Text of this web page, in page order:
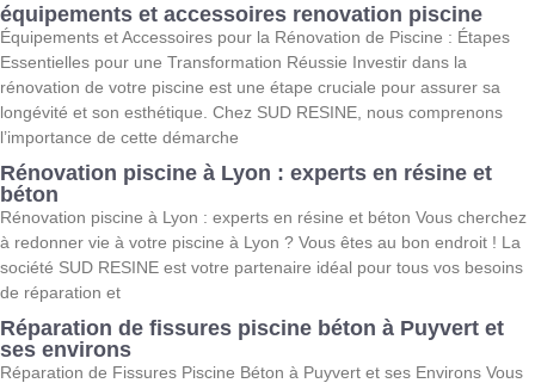
équipements et accessoires renovation piscine
Équipements et Accessoires pour la Rénovation de Piscine : Étapes
Essentielles pour une Transformation Réussie Investir dans la
rénovation de votre piscine est une étape cruciale pour assurer sa
longévité et son esthétique. Chez SUD RESINE, nous comprenons
l’importance de cette démarche
Rénovation piscine à Lyon : experts en résine et
béton
Rénovation piscine à Lyon : experts en résine et béton Vous cherchez
à redonner vie à votre piscine à Lyon ? Vous êtes au bon endroit ! La
société SUD RESINE est votre partenaire idéal pour tous vos besoins
de réparation et
Réparation de fissures piscine béton à Puyvert et
ses environs
Réparation de Fissures Piscine Béton à Puyvert et ses Environs Vous